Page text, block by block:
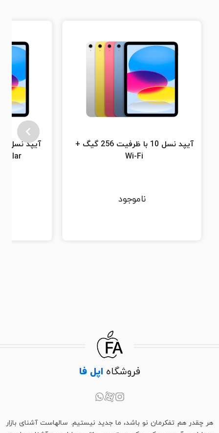
آیپد نسل 10 با ظرفیت 256 گیگ +
Wi-Fi
ناموجود
فروشگاه اپل فا
هر چقدر هم تفکرمان نو باشد، ما جدید نیستیم. سالهاست آشنای بازار